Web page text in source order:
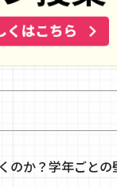
のか？学年ごとの